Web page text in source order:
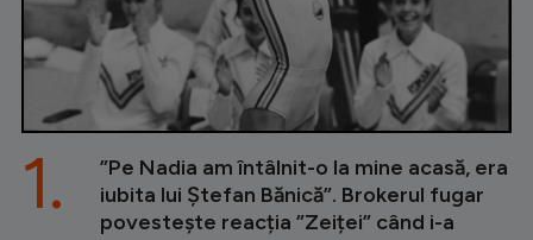
”Pe Nadia am întâlnit-o la mine acasă, era
iubita lui Ștefan Bănică”. Brokerul fugar
povestește reacția ”Zeiței” când i-a
1.